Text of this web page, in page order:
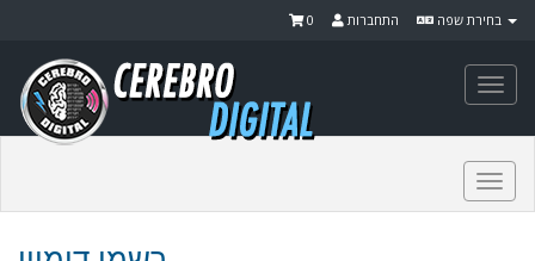
התחברות 0